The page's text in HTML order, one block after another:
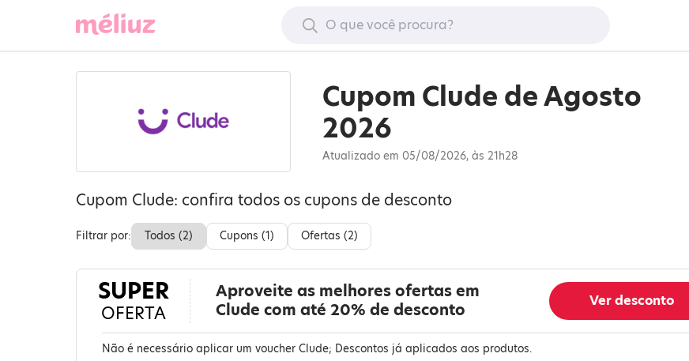
Cupom Clude de Agosto
2026
Atualizado em 05/08/2026, às 21h28
Cupom Clude: confira todos os cupons de desconto
Filtrar por: Todos (2) Cupons (1) Ofertas (2)
SUPER
OFERTA
Aproveite as melhores ofertas em
Clude com até 20% de desconto
Ver desconto
Não é necessário aplicar um voucher Clude; Descontos já aplicados aos produtos.